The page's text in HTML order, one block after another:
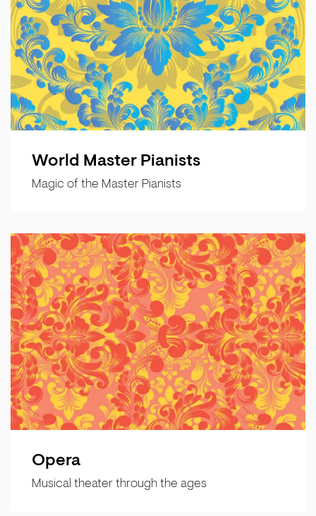
World Master Pianists
Magic of the Master Pianists
Opera
Musical theater through the ages